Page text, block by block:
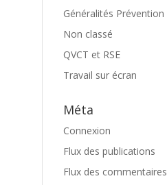
Généralités Prévention
Non classé
QVCT et RSE
Travail sur écran
Méta
Connexion
Flux des publications
Flux des commentaires